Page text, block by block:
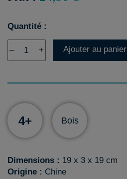
Quantité :
– + Ajouter au panier
4+ Bois
Dimensions : 19 x 3 x 19 cm
Origine : Chine